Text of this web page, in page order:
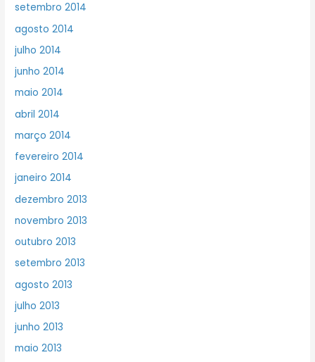
setembro 2014
agosto 2014
julho 2014
junho 2014
maio 2014
abril 2014
março 2014
fevereiro 2014
janeiro 2014
dezembro 2013
novembro 2013
outubro 2013
setembro 2013
agosto 2013
julho 2013
junho 2013
maio 2013